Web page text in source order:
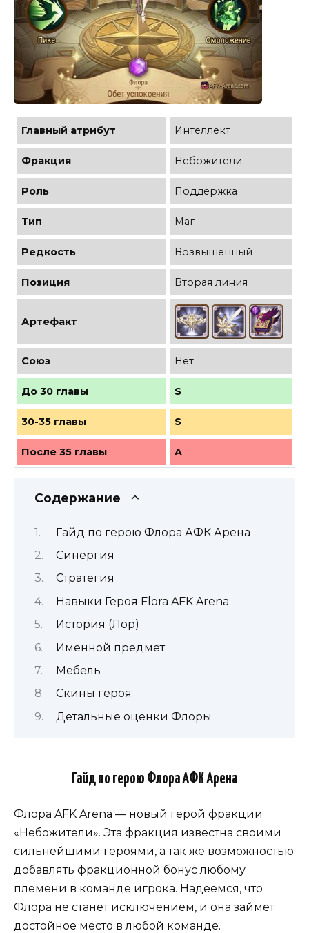
Главный атрибут Интеллект
Фракция Небожители
Роль Поддержка
Тип Маг
Редкость Возвышенный
Позиция Вторая линия
Артефакт
Союз Нет
До 30 главы S
30-35 главы S
После 35 главы A
Содержание
Гайд по герою Флора АФК Арена
Синергия
Стратегия
Навыки Героя Flora AFK Arena
История (Лор)
Именной предмет
Мебель
Скины героя
Детальные оценки Флоры
Гайд по герою Флора АФК Арена
Флора AFK Arena — новый герой фракции
«Небожители». Эта фракция известна своими
сильнейшими героями, а так же возможностью
добавлять фракционной бонус любому
племени в команде игрока. Надеемся, что
Флора не станет исключением, и она займет
достойное место в любой команде.